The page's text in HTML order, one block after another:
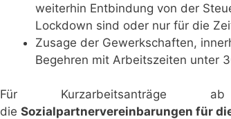
weiterhin Entbindung von der
Lockdown sind oder nur für die
Zusage der Gewerkschaften,
Begehren mit Arbeitszeiten unter
Für Kurzarbeitsanträge
die Sozialpartnervereinbarungen für